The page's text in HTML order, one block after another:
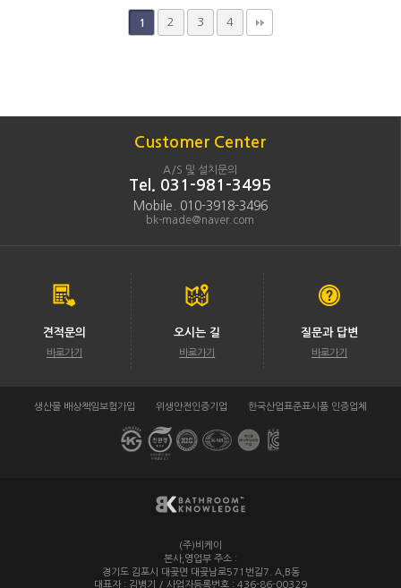
1 2 3 4
Customer Center
A/S 및 설치문의
Tel. 031-981-3495
Mobile. 010-3918-3496
bk-made@naver.com
견적문의
바로가기
오시는 길
바로가기
질문과 답변
바로가기
생산물 배상책임보험가입 위생안전인증기업 한국산업표준표시품 인증업체
(주)비케이
/
본사,영업부 주소 :
경기도 김포시 대곶면 대곶남로571번길7. A,B동
대표자 : 김병기 / 사업자등록번호 : 436-86-00329